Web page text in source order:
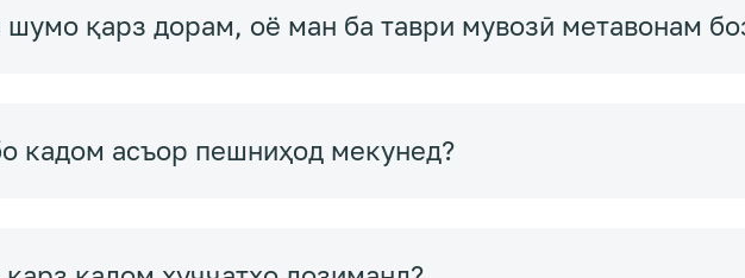
қарз дорам, оё ман ба таври мувозӣ метавонам
кадом асъор пешниҳод мекунед?